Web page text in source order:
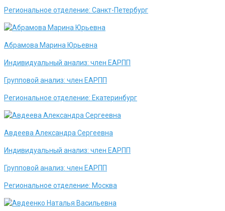
Региональное отделение: Санкт-Петербург
Абрамова Марина Юрьевна
Индивидуальный анализ: член ЕАРПП
Групповой анализ: член ЕАРПП
Региональное отделение: Екатеринбург
Авдеева Александра Сергеевна
Индивидуальный анализ: член ЕАРПП
Групповой анализ: член ЕАРПП
Региональное отделение: Москва